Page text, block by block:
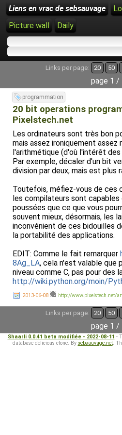
Liens en vrac de sebsauvage
Picture wall
Daily
Links per page: 20 50
page 1 /
programmation
20 bit operations
Pixelstech.net
Les ordinateurs sont très bon
mais assez ironiquement assez
l'arithmétique (d'où l'intérêt des
Par exemple, décaler d'un bit
division par deux, mais est plus
Toutefois, méfiez-vous de ces
les compilateurs sont
poussées que ce que vous
souvent mieux, désormais, les
inconvénient de ces bidouilles
la portabilité des applications.
EDIT: Comme le fait remarquer
8Ag_LA, cela n'est valable que
niveau comme C, pas pour des
http://wiki.python.org/moin/
2013-06-08 http://www.pixelstech.net/
Links per page: 20 50
page 1 /
Shaarli 0.0.41 beta modifiée - 2022-08-11 -
database delicious clone. By sebsauvage.net.